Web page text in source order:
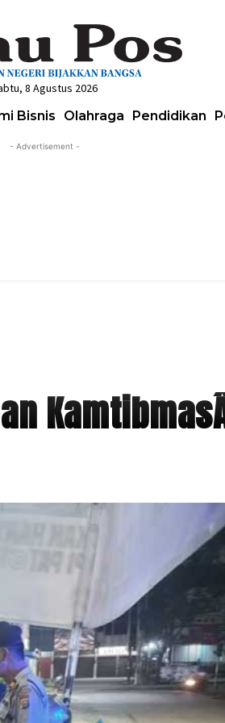
8 Agustus 2026
Bisnis Olahraga Pendidikan
- Advertisement -